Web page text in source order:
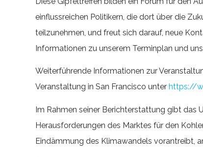
einflussreichen Politikern, die dort über die
teilzunehmen, und freut sich darauf, neue
Informationen zu unserem Terminplan und
Weiterführende Informationen zur
Veranstaltung in San Francisco unter https://
Im Rahmen seiner Berichterstattung gibt das
Herausforderungen des Marktes für den
Eindämmung des Klimawandels vorantreibt,